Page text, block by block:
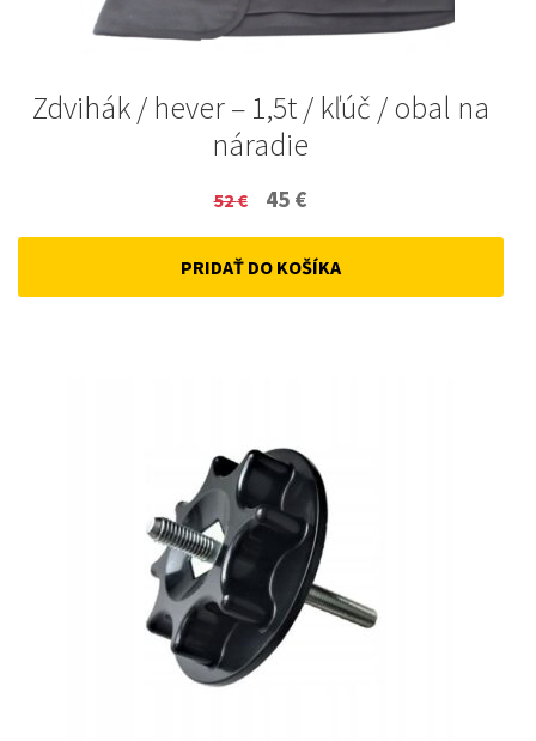
Zdvihák / hever – 1,5t / kľúč / obal na
náradie
52€
Original
price
was:
45 €
price
is:
PRIDAŤ DO KOŠÍKA